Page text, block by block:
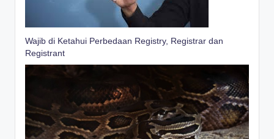
Wajib di Ketahui Perbedaan Registry, Registrar dan
Registrant